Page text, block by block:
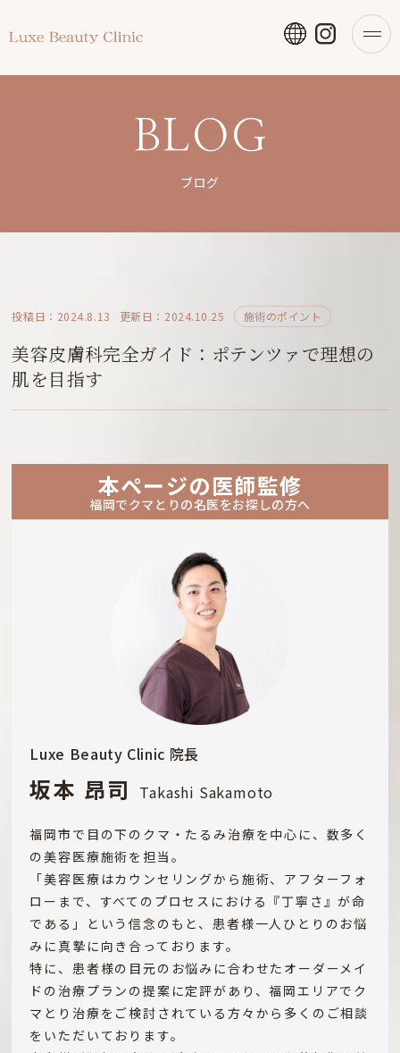
BLOG
ブログ
投稿日：2024.8.13 更新日：2024.10.25 施術のポイント
美容皮膚科完全ガイド：ポテンツァで理想の
肌を目指す
本ページの医師監修
福岡でクマとりの名医をお探しの方へ
Luxe Beauty Clinic 院長
坂本 昂司 Takashi Sakamoto
福岡市で目の下のクマ・たるみ治療を中心に、数多く
の美容医療施術を担当。
「美容医療はカウンセリングから施術、アフターフォ
ローまで、すべてのプロセスにおける『丁寧さ』が命
である」という信念のもと、患者様一人ひとりのお悩
みに真摯に向き合っております。
特に、患者様の目元のお悩みに合わせたオーダーメイ
ドの治療プランの提案に定評があり、福岡エリアでク
マとり治療をご検討されている方々から多くのご相談
をいただいております。